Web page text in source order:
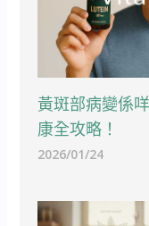
黃斑部病變係
康全攻略！
2026/01/24